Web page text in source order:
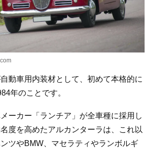
動車用内装材として、初めて本格的に
年のことです。
ーカー「ランチア」が全車種に採用し
度を高めたアルカンターラは、これ以
ツやBMW、マセラティやランボルギ